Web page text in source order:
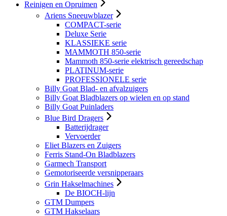
Reinigen en Opruimen
Ariens Sneeuwblazer
COMPACT-serie
Deluxe Serie
KLASSIEKE serie
MAMMOTH 850-serie
Mammoth 850-serie elektrisch gereedschap
PLATINUM-serie
PROFESSIONELE serie
Billy Goat Blad- en afvalzuigers
Billy Goat Bladblazers op wielen en op stand
Billy Goat Puinladers
Blue Bird Dragers
Batterijdrager
Vervoerder
Eliet Blazers en Zuigers
Ferris Stand-On Bladblazers
Garmech Transport
Gemotoriseerde versnipperaars
Grin Hakselmachines
De BIOCH-lijn
GTM Dumpers
GTM Hakselaars